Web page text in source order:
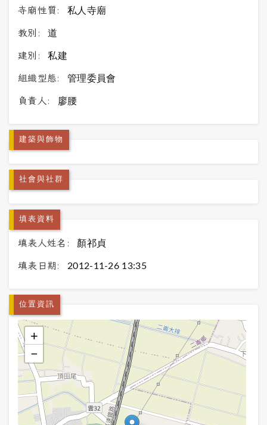
寺廟性質: 私人寺廟
教別: 道
建別: 私建
組織型態: 管理委員會
負責人: 廖腰
建築與飾物
社會與社群
填表資料
填表人姓名: 顏祁貞
填表日期: 2012-11-26 13:35
位置資訊
+
−